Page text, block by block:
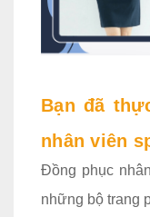
Bạn đã
nhân viên
Đồng phục
những bộ trang